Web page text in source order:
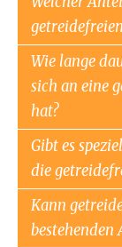
Wie lange
sich an eine
hat?
Gibt es
die
Kann
bestehenden